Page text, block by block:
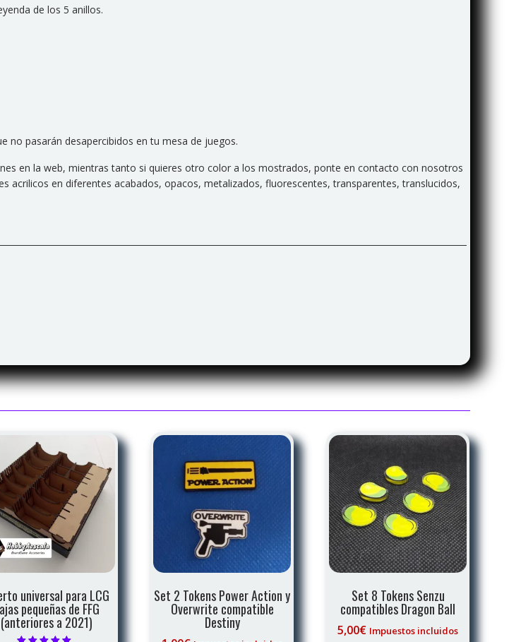
de los 5 anillos.
no pasarán desapercibidos en tu mesa de juegos.
en la web, mientras tanto si quieres otro color a los mostrados, ponte en contacto con nosotros
en diferentes acabados, opacos, metalizados, fluorescentes, transparentes, translucidos,
universal para LCG
pequeñas de FFG
(anteriores a 2021)
Set 2 Tokens Power Action y
Overwrite compatible
Destiny
Set 8 Tokens Senzu
compatibles Dragon Ball
5,00€ Impuestos incluidos